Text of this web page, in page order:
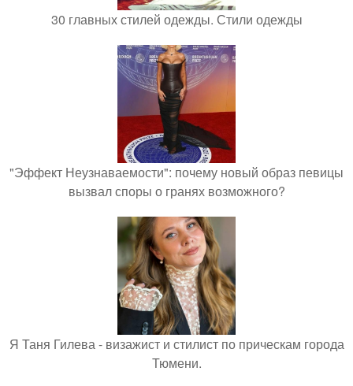
30 главных стилей одежды. Стили одежды
"Эффект Неузнаваемости": почему новый образ певицы
вызвал споры о гранях возможного?
Я Таня Гилева - визажист и стилист по прическам города
Тюмени.